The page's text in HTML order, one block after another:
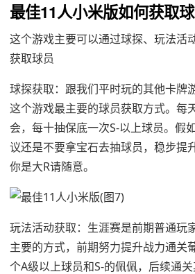
最佳11人小米版如何获取
这个游戏主要可以通过球探、玩法活
获取球员
球探获取：跟我们平时玩的其他卡牌
这个游戏最主要的球员获取方式。每
会，每十抽保底一次S-以上球员。假
议还是不要拿宝石去抽球员，稳步提
你是大R请随意。
玩法活动获取：生涯赛是前期普通玩
主要的方式，前期努力提升战力通关
个A级以上球员和S-的佩佩，后续通